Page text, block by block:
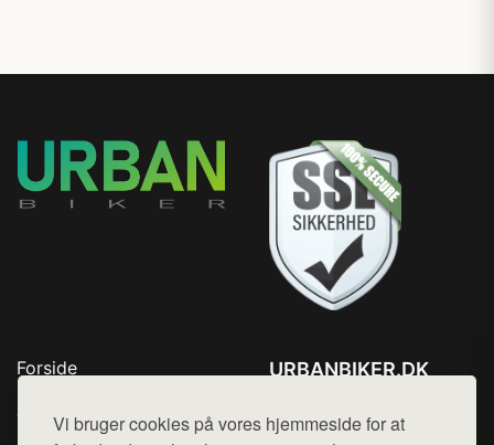
Vi bruger cookies på vores hjemmeside for at
Forside
Top Rabatter
URBANBIKER.DK